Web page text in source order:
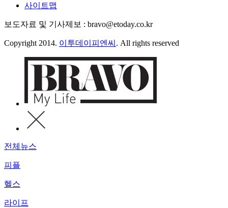
사이트맵
보도자료 및 기사제보 : bravo@etoday.co.kr
Copyright 2014. 이투데이피엔씨 . All rights reserved
전체뉴스
피플
헬스
라이프